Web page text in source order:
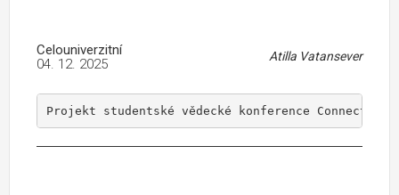
Celouniverzitní Atilla Vatansever
04. 12. 2025
Projekt studentské vědecké konference